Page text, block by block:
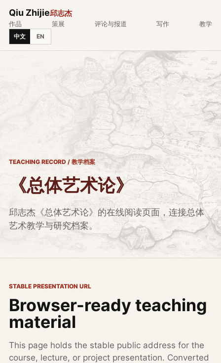
Qiu Zhijie邱志杰
作品 策展 评论与报道 写作 教学
中文 EN
TEACHING RECORD / 教学档案
《总体艺术论》
邱志杰《总体艺术论》的在线阅读页面，连接总体
艺术教学与研究档案。
STABLE PRESENTATION URL
Browser-ready teaching
material
This page holds the stable public address for the
course, lecture, or project presentation. Converted